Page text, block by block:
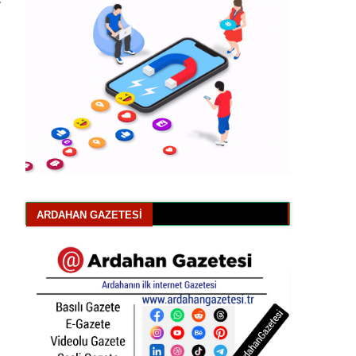
ARDAHAN GAZETESI